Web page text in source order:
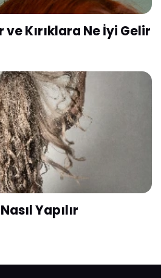
ve Kırıklara Ne İyi Gelir
Yapılır